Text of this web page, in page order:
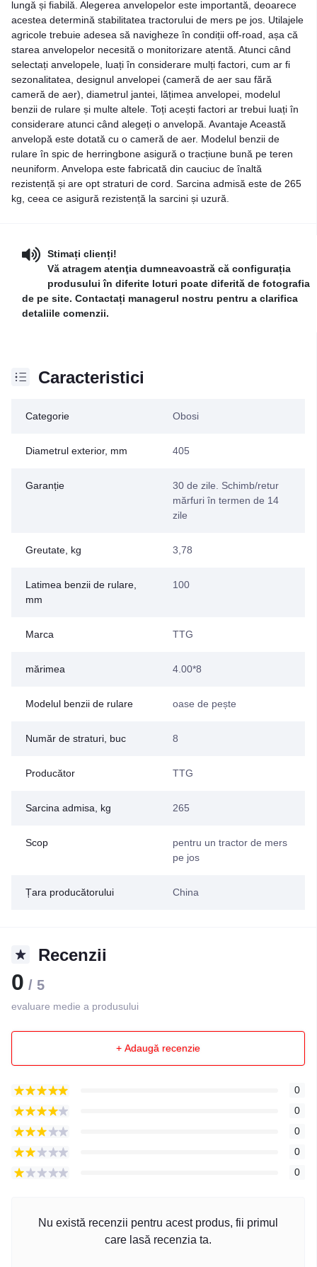
lungă și fiabilă. Alegerea anvelopelor este importantă, deoarece
acestea determină stabilitatea tractorului de mers pe jos. Utilajele
agricole trebuie adesea să navigheze în condiții off-road, așa că
starea anvelopelor necesită o monitorizare atentă. Atunci când
selectați anvelopele, luați în considerare mulți factori, cum ar fi
sezonalitatea, designul anvelopei (cameră de aer sau fără
cameră de aer), diametrul jantei, lățimea anvelopei, modelul
benzii de rulare și multe altele. Toți acești factori ar trebui luați în
considerare atunci când alegeți o anvelopă. Avantaje Această
anvelopă este dotată cu o cameră de aer. Modelul benzii de
rulare în spic de herringbone asigură o tracțiune bună pe teren
neuniform. Anvelopa este fabricată din cauciuc de înaltă
rezistență și are opt straturi de cord. Sarcina admisă este de 265
kg, ceea ce asigură rezistență la sarcini și uzură.
Stimați clienți!
Vă atragem atenţia dumneavoastră că configurația
produsului în diferite loturi poate diferită de fotografia
de pe site. Contactați managerul nostru pentru a clarifica
detaliile comenzii.
Caracteristici
Categorie Obosi
Diametrul exterior, mm 405
Garanție
30 de zile. Schimb/retur
mărfuri în termen de 14
zile
Greutate, kg 3,78
Latimea benzii de rulare,
mm
100
Marca TTG
mărimea 4.00*8
Modelul benzii de rulare oase de pește
Număr de straturi, buc 8
Producător TTG
Sarcina admisa, kg 265
Scop
pentru un tractor de mers
pe jos
Țara producătorului China
Recenzii
0 / 5
evaluare medie a produsului
+ Adaugă recenzie
0
0
0
0
0
Nu există recenzii pentru acest produs, fii primul
care lasă recenzia ta.